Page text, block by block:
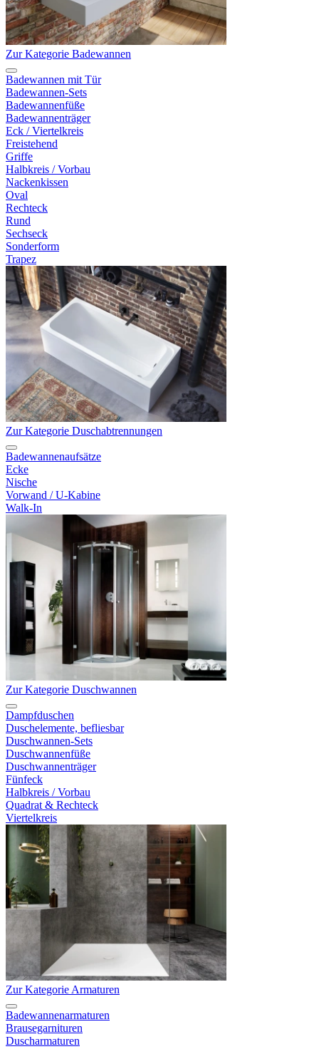
Zur Kategorie Badewannen
Badewannen mit Tür
Badewannen-Sets
Badewannenfüße
Badewannenträger
Eck / Viertelkreis
Freistehend
Griffe
Halbkreis / Vorbau
Nackenkissen
Oval
Rechteck
Rund
Sechseck
Sonderform
Trapez
Zur Kategorie Duschabtrennungen
Badewannenaufsätze
Ecke
Nische
Vorwand / U-Kabine
Walk-In
Zur Kategorie Duschwannen
Dampfduschen
Duschelemente, befliesbar
Duschwannen-Sets
Duschwannenfüße
Duschwannenträger
Fünfeck
Halbkreis / Vorbau
Quadrat & Rechteck
Viertelkreis
Zur Kategorie Armaturen
Badewannenarmaturen
Brausegarnituren
Duscharmaturen